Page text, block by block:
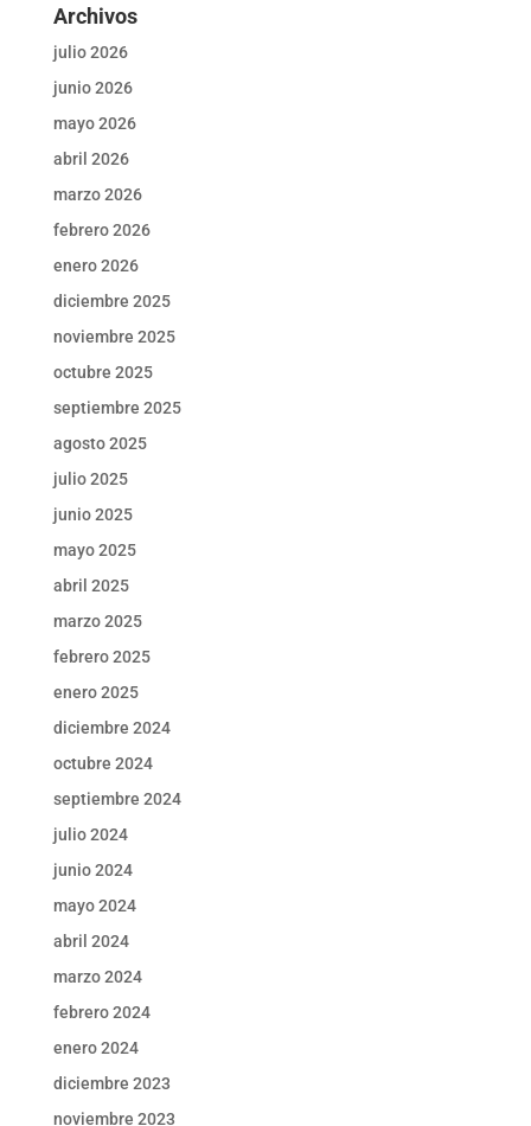
Archivos
julio 2026
junio 2026
mayo 2026
abril 2026
marzo 2026
febrero 2026
enero 2026
diciembre 2025
noviembre 2025
octubre 2025
septiembre 2025
agosto 2025
julio 2025
junio 2025
mayo 2025
abril 2025
marzo 2025
febrero 2025
enero 2025
diciembre 2024
octubre 2024
septiembre 2024
julio 2024
junio 2024
mayo 2024
abril 2024
marzo 2024
febrero 2024
enero 2024
diciembre 2023
noviembre 2023